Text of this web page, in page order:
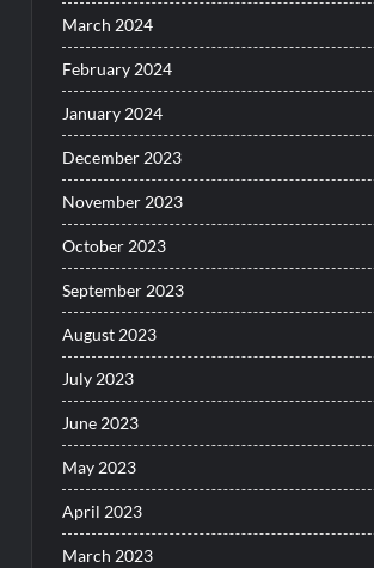
March 2024
February 2024
January 2024
December 2023
November 2023
October 2023
September 2023
August 2023
July 2023
June 2023
May 2023
April 2023
March 2023